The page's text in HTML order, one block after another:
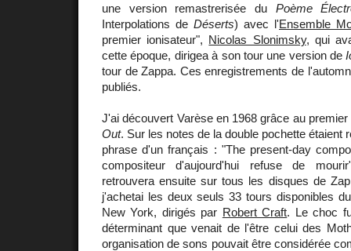
une version remastrerisée du Poème
Interpolations de Déserts) avec l'Ensemble
premier ionisateur", Nicolas Slonimsky, qui
cette époque, dirigea à son tour une version de
tour de Zappa. Ces enregistrements de
publiés.
J'ai découvert Varèse en 1968 grâce au
Out. Sur les notes de la double pochette étaient
phrase d'un français : "The present-day
compositeur d'aujourd'hui refuse de
retrouvera ensuite sur tous les disques de
j'achetai les deux seuls 33 tours disponibles
New York, dirigés par Robert Craft. Le choc
déterminant que venait de l'être celui des
organisation de sons pouvait être considérée